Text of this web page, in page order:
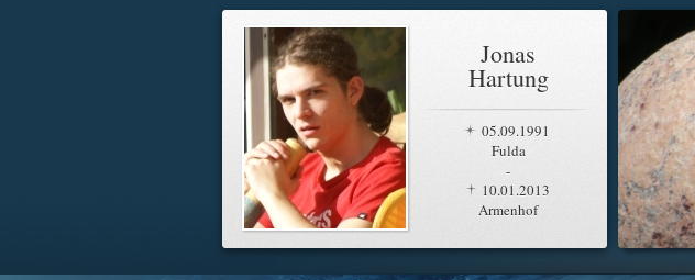
Jonas
Hartung
05.09.1991
Fulda
-
10.01.2013
Armenhof